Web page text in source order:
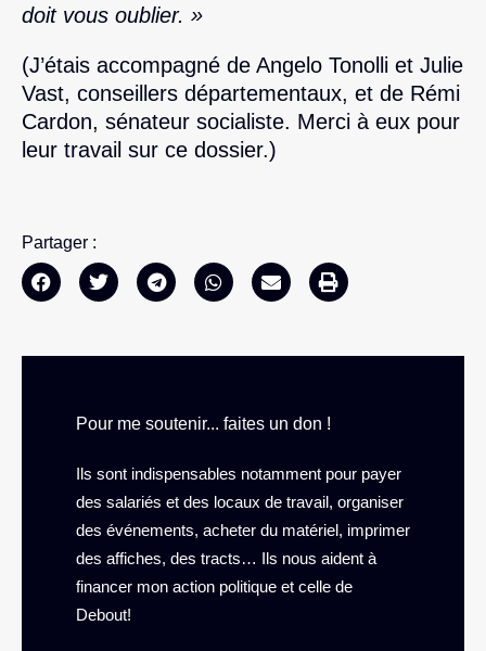
doit vous oublier. »
(J’étais accompagné de Angelo Tonolli et Julie
Vast, conseillers départementaux, et de Rémi
Cardon, sénateur socialiste. Merci à eux pour
leur travail sur ce dossier.)
Partager :
Pour me soutenir... faites un don !
Ils sont indispensables notamment pour payer
des salariés et des locaux de travail, organiser
des événements, acheter du matériel, imprimer
des affiches, des tracts… Ils nous aident à
financer mon action politique et celle de
Debout!